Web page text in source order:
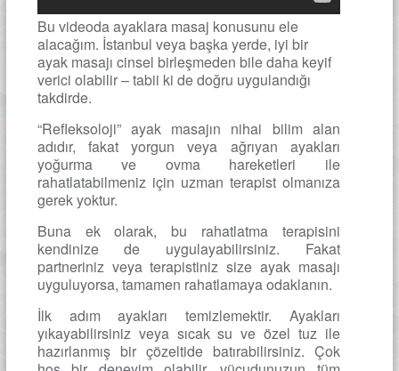
Bu videoda ayaklara masaj konusunu ele
alacağım. İstanbul veya başka yerde, iyi bir
ayak masajı cinsel birleşmeden bile daha keyif
verici olabilir – tabii ki de doğru uygulandığı
takdirde.
“Refleksoloji” ayak masajın nihai bilim alan
adıdır, fakat yorgun veya ağrıyan ayakları
yoğurma ve ovma hareketleri ile
rahatlatabilmeniz için uzman terapist olmanıza
gerek yoktur.
Buna ek olarak, bu rahatlatma terapisini
kendinize de uygulayabilirsiniz. Fakat
partneriniz veya terapistiniz size ayak masajı
uyguluyorsa, tamamen rahatlamaya odaklanın.
İlk adım ayakları temizlemektir. Ayakları
yıkayabilirsiniz veya sıcak su ve özel tuz ile
hazırlanmış bir çözeltide batırabilirsiniz. Çok